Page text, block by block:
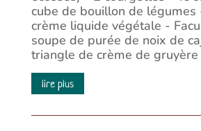
cube de bouillon de légumes
crème liquide végétale -
soupe de purée de noix de
triangle de crème de gruyère
lire plus